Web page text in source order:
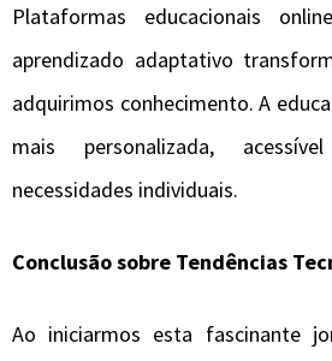
Plataformas educacionais
aprendizado adaptativo
adquirimos conhecimento. A
mais personalizada,
necessidades individuais.
Conclusão sobre Tendências
Ao iniciarmos esta fascinante